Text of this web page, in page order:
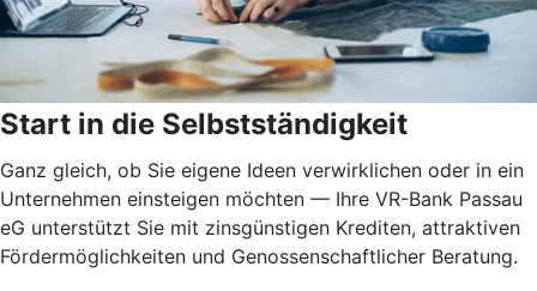
Start in die Selbstständigkeit
Ganz gleich, ob Sie eigene Ideen verwirklichen oder in ein
Unternehmen einsteigen möchten — Ihre VR-Bank Passau
eG unterstützt Sie mit zinsgünstigen Krediten, attraktiven
Fördermöglichkeiten und Genossenschaftlicher Beratung.